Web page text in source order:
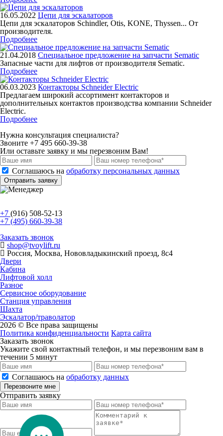
16.05.2022 Цепи для эскалаторов
Цепи для эскалаторов Schindler, Otis, KONE, Thyssen... От
производителя.
Подробнее
21.04.2018 Специальное предложение на запчасти Sematic
Запасные части для лифтов от производителя Sematic.
Подробнее
06.03.2023 Контакторы Schneider Electric
Предлагаем широкий ассортимент контакторов и
дополнительных контактов производства компании Schneider
Electric.
Подробнее
Нужна консультация специалиста?
Звоните +7 495 660-39-38
Или оставьте заявку и мы перезвоним Вам!
Соглашаюсь на обработку персональных данных
Отправить заявку
+7 (916) 508-52-13
+7 (495) 660-39-38
Заказать звонок
shop@tvoylift.ru
Россия, Москва, Нововладыкинский проезд, 8с4
Двери
Кабина
Лифтовой холл
Разное
Сервисное оборудование
Станция управления
Шахта
Эскалатор/траволатор
2026 © Все права защищены
Политика конфиденциальности Карта сайта
Заказать звонок
Укажите свой контактный телефон, и мы перезвоним вам в
течении 5 минут
Соглашаюсь на обработку данных
Перезвоните мне
Отправить заявку